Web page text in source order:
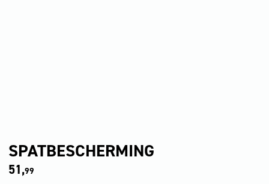
SPATBESCHERMING
51,99